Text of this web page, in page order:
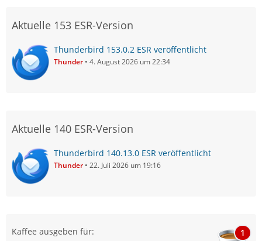
Aktuelle 153 ESR-Version
Thunderbird 153.0.2 ESR veröffentlicht
Thunder 4. August 2026 um 22:34
Aktuelle 140 ESR-Version
Thunderbird 140.13.0 ESR veröffentlicht
Thunder 22. Juli 2026 um 19:16
Kaffee ausgeben für: 1